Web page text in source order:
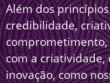
Além dos
credibilidade,
com a
inovação, como